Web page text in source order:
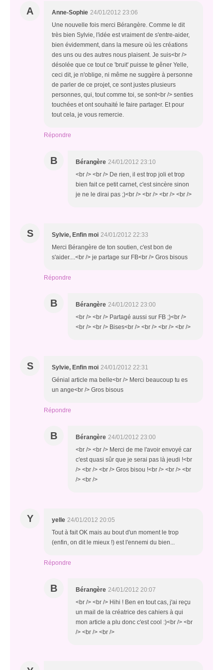
A Anne-Sophie 24/01/2012 23:06
Une nouvelle fois merci Bérangère. Comme le dit
très bien Sylvie, l'idée est vraiment de s'entre-aider,
bien évidemment, dans la mesure où les créations
des uns ou des autres nous plaisent. Je suis<br />
désolée que ce tout ce 'bruit' puisse te gêner Yelle,
ceci dit, je n'oblige, ni même ne suggère à personne
de parler de ce projet, ce sont justes plusieurs
personnes, qui, tout comme toi, se sont<br /> senties
touchées et ont souhaité le faire partager. Et pour
tout cela, je vous remercie.
Répondre
B Bérangère 24/01/2012 23:10
<br /> <br /> De rien, il est trop joli et trop
bien fait ce petit carnet, c'est sincère sinon
je ne le dirai pas ;)<br /> <br /> <br /> <br />
S Sylvie, Enfin moi 24/01/2012 22:33
Merci Bérangère de ton soutien, c'est bon de
s'aider....<br /> je partage sur FB<br /> Gros bisous
Répondre
B Bérangère 24/01/2012 23:00
<br /> <br /> Partagé aussi sur FB ;)<br />
<br /> <br /> Bises<br /> <br /> <br /> <br />
S Sylvie, Enfin moi 24/01/2012 22:31
Génial article ma belle<br /> Merci beaucoup tu es
un ange<br /> Gros bisous
Répondre
B Bérangère 24/01/2012 23:00
<br /> <br /> Merci de me l'avoir envoyé car
c'est quasi sûr que je serai pas là jeudi !<br
/> <br /> <br /> Gros bisou !<br /> <br /> <br
/> <br />
Y yelle 24/01/2012 20:05
Tout à fait OK mais au bout d'un moment le trop
(enfin, on dit le mieux !) est l'ennemi du bien...
Répondre
B Bérangère 24/01/2012 20:07
<br /> <br /> Hihi ! Ben en tout cas, j'ai reçu
un mail de la créatrice des cahiers à qui
mon article a plu donc c'est cool :)<br /> <br
/> <br /> <br />